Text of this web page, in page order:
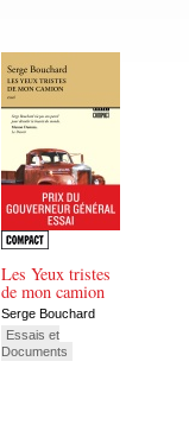
Les Yeux tristes
de mon camion
Serge Bouchard
Essais et
Documents